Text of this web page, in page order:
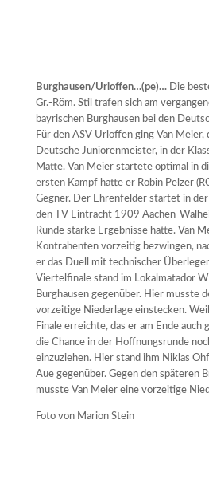
Burghausen/Urloffen…(pe)…Die
Gr.-Röm. Stil trafen sich am
bayrischen Burghausen bei den
Für den ASV Urloffen ging Van Meier,
Deutsche Juniorenmeister, in der
Matte. Van Meier startete optimal in
ersten Kampf hatte er Robin Pelzer
Gegner. Der Ehrenfelder startet in
den TV Eintracht 1909 Aachen-
Runde starke Ergebnisse hatte. Van
Kontrahenten vorzeitig bezwingen,
er das Duell mit technischer
Viertelfinale stand im Lokalmatador
Burghausen gegenüber. Hier musste
vorzeitige Niederlage einstecken.
Finale erreichte, das er am Ende auch
die Chance in der Hoffnungsrunde
einzuziehen. Hier stand ihm Niklas
Aue gegenüber. Gegen den späteren
musste Van Meier eine vorzeitige
Foto von Marion Stein